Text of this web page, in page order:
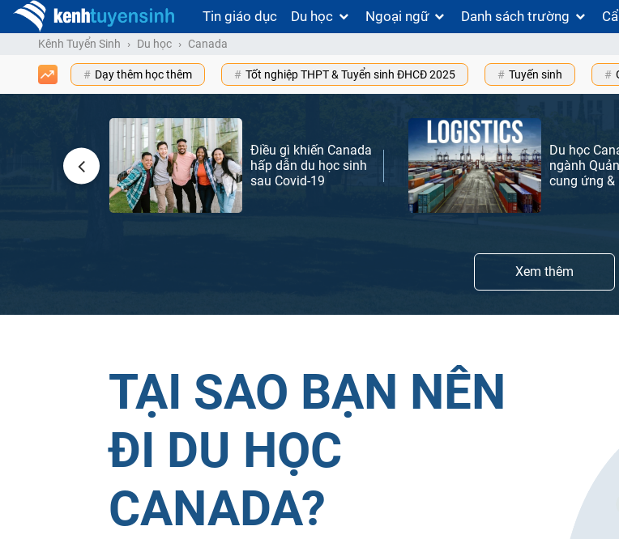
Tin giáo dục Du học Ngoại ngữ Danh sách trường
Kênh Tuyển Sinh Du học Canada
Dạy thêm học thêm Tốt nghiệp THPT & Tuyển sinh ĐHCĐ 2025 Tuyến sinh
định cư tại
Điều gì khiến Canada
hấp dẫn du học sinh
sau Covid-19
Du học
ngành
cung ứng &
Xem thêm
TẠI SAO BẠN NÊN
ĐI DU HỌC
CANADA?